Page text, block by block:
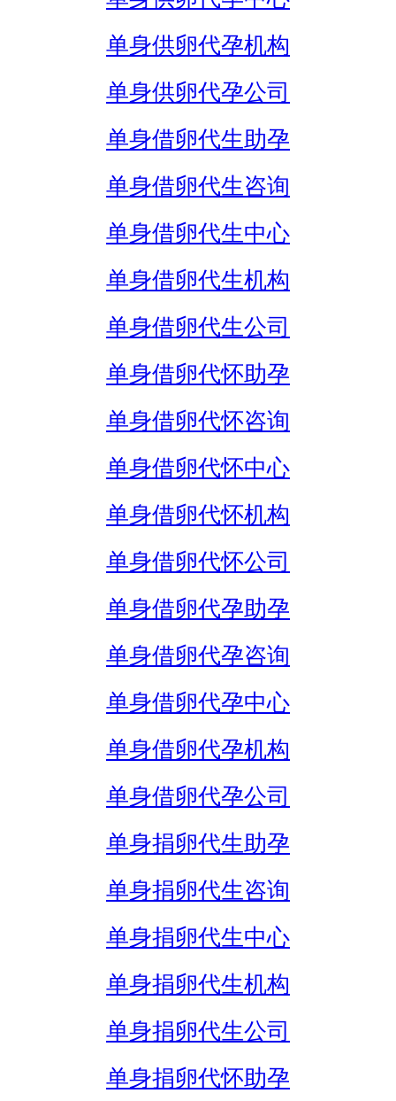
单身供卵代孕机构
单身供卵代孕公司
单身借卵代生助孕
单身借卵代生咨询
单身借卵代生中心
单身借卵代生机构
单身借卵代生公司
单身借卵代怀助孕
单身借卵代怀咨询
单身借卵代怀中心
单身借卵代怀机构
单身借卵代怀公司
单身借卵代孕助孕
单身借卵代孕咨询
单身借卵代孕中心
单身借卵代孕机构
单身借卵代孕公司
单身捐卵代生助孕
单身捐卵代生咨询
单身捐卵代生中心
单身捐卵代生机构
单身捐卵代生公司
单身捐卵代怀助孕